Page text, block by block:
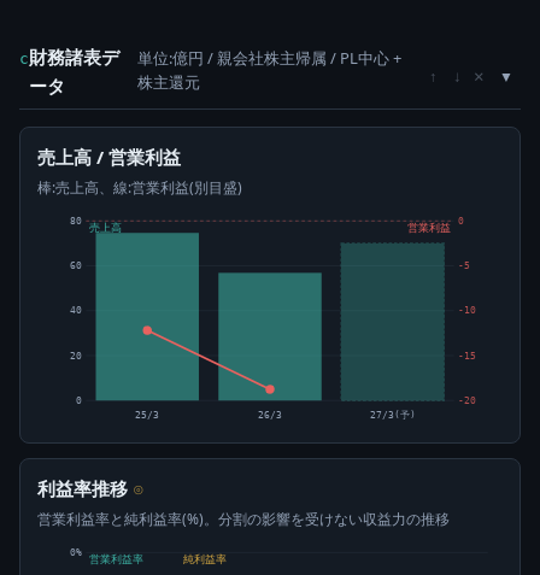
c財務諸表デ
ータ
単位:億円 / 親会社株主帰属 / PL中心 +
株主還元
↑ ↓ ×
売上高 / 営業利益
棒:売上高、線:営業利益(別目盛)
0
20
40
60
80
-20
-15
-10
-5
0
25/3 26/3 27/3(予)
売上高 営業利益
利益率推移 ⊙
営業利益率と純利益率(%)。分割の影響を受けない収益力の推移
0%
営業利益率 純利益率